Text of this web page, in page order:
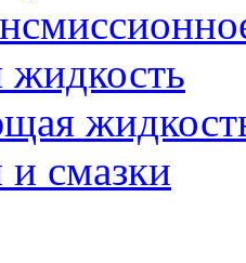
жидкость
и смазки